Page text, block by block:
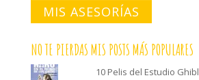
MIS ASESORÍAS
NO TE PIERDAS MIS POSTS MÁS POPULARES
10 Pelis del Estudio